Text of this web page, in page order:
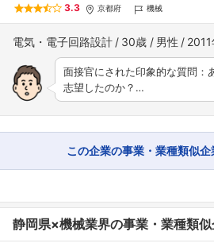
3.3 京都府 機械
電気・電子回路設計 30歳 男性
面接官にされた印象的な質問：
志望したのか？…
この企業の事業・業種類似
静岡県×機械業界の事業・業種類